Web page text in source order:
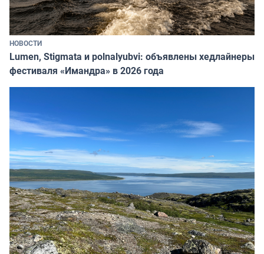
НОВОСТИ
Lumen, Stigmata и polnalyubvi: объявлены хедлайнеры
фестиваля «Имандра» в 2026 года